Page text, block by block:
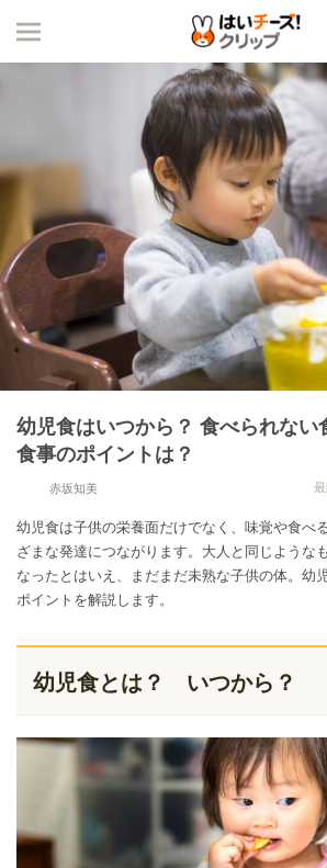
幼児食はいつから？ 食べられない
食事のポイントは？
赤坂知美
幼児食は子供の栄養面だけでなく、味覚や食べ
ざまな発達につながります。大人と同じような
なったとはいえ、まだまだ未熟な子供の体。幼
ポイントを解説します。
幼児食とは？ いつから？